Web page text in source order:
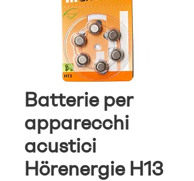
Batterie per
apparecchi
acustici
Hörenergie H13